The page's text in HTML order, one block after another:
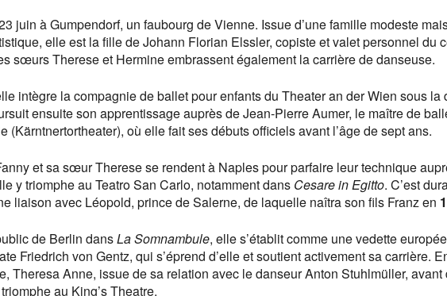
juin à Gumpendorf, un faubourg de Vienne. Issue d’une famille modeste
elle est la fille de Johann Florian Elssler, copiste et valet personnel du
sœurs Therese et Hermine embrassent également la carrière de danseuse.
intègre la compagnie de ballet pour enfants du Theater an der Wien sous la
ensuite son apprentissage auprès de Jean-Pierre Aumer, le maître de
(Kärntnertortheater), où elle fait ses débuts officiels avant l’âge de sept ans.
et sa sœur Therese se rendent à Naples pour parfaire leur technique
y triomphe au Teatro San Carlo, notamment dans Cesare in Egitto. C’est
liaison avec Léopold, prince de Salerne, de laquelle naîtra son fils Franz en
de Berlin dansLa Somnambule, elle s’établit comme une vedette
Friedrich von Gentz, qui s’éprend d’elle et soutient activement sa carrière.
Theresa Anne, issue de sa relation avec le danseur Anton Stuhlmüller, avant
au King’s Theatre.